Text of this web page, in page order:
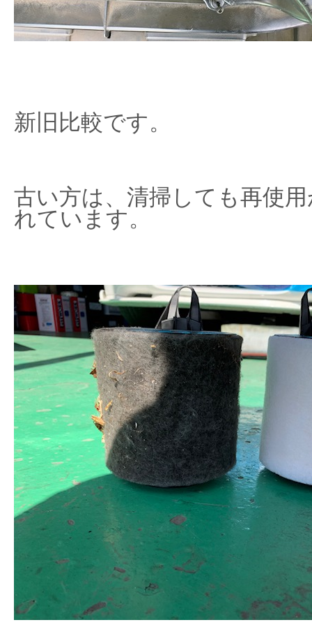
新旧比較です。
古い方は、清掃しても再使
れています。